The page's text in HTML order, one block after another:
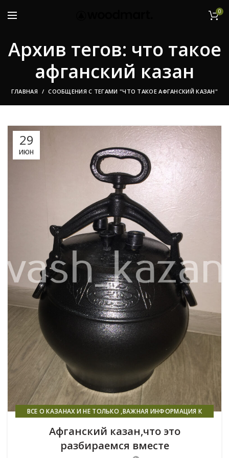
0
Архив тегов: что такое
афганский казан
ГЛАВНАЯ СООБЩЕНИЯ С ТЕГАМИ "ЧТО ТАКОЕ АФГАНСКИЙ КАЗАН"
29
ИЮН
ВСЕ О КАЗАНАХ И НЕ ТОЛЬКО ,ВАЖНАЯ ИНФОРМАЦИЯ К
Афганский казан,что это
разбираемся вместе